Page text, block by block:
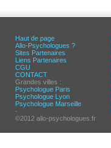
Haut de page
Allo-Psychologues ?
Sites Partenaires
Liens Partenaires
CGU
CONTACT
Grandes villes :
Psychologue Paris
Psychologue Lyon
Psychologue Marseille
-
©2012 allo-psychologues.fr